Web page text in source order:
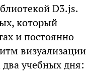
D3.js.
который
и постоянно
визуализации
учебных дня: